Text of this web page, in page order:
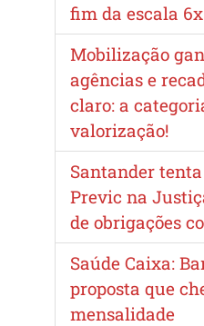
fim da escala
Mobilização
agências e
claro: a
valorização!
Santander
Previc na
de obrigações
Saúde Caixa:
proposta que
mensalidade